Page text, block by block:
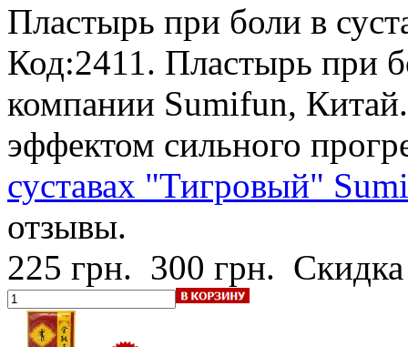
Пластырь при боли в
Код:2411. Пластырь при
компании Sumifun,
эффектом сильного
суставах "Тигровый"
отзывы.
225 грн. 300 грн.